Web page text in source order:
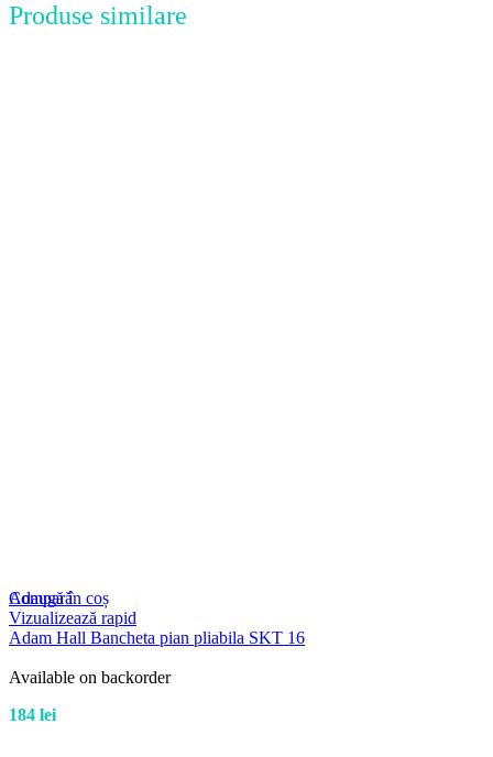
Produse similare
Compară
Vizualizează rapid
Adaugă în coș
Adam Hall Bancheta pian pliabila SKT 16
Available on backorder
184 lei